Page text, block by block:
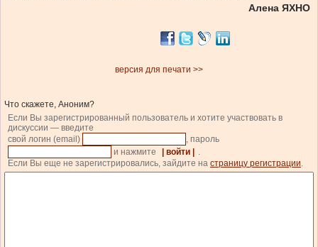
Алена ЯХНО
версия для печати >>
Что скажете, Аноним?
Если Вы зарегистрированный пользователь и хотите участвовать в
дискуссии — введите
свой логин (email)
, пароль
и нажмите
| войти |
.
Если Вы еще не зарегистрировались, зайдите на страницу регистрации.